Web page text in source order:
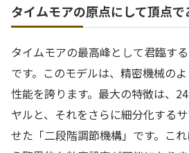
タイムモアの原点にして頂点
タイムモアの最高峰として君臨す
です。このモデルは、精密機械の
性能を誇ります。最大の特徴は、
ヤルと、それをさらに細分化する
せた「二段階調節機構」です。こ